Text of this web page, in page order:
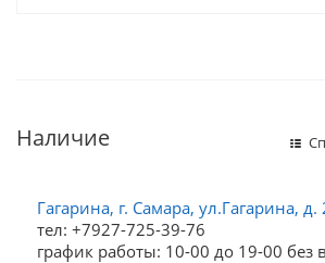
Наличие
Гагарина, г. Самара, ул.Гагарина, д.
тел: +7927-725-39-76
график работы: 10-00 до 19-00 без